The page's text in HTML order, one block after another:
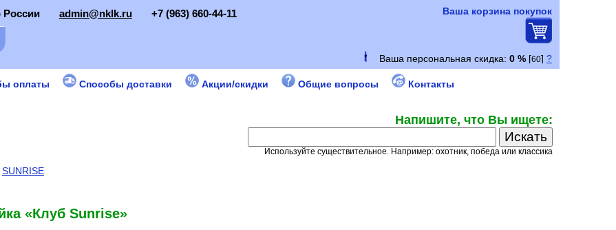
России admin@nklk.ru +7 (963) 660-44-11 Ваша корзина покупок
оплаты Способы доставки Акции/скидки Общие вопросы Контакты
Напишите, что Вы ищете:
Используйте существительное. Например: охотник, победа или классика
SUNRISE
«Клуб Sunrise»